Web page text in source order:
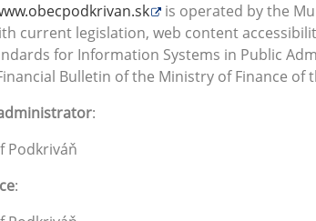
is operated by the
current legislation, web content
for Information Systems in Public
Bulletin of the Ministry of Finance of
:
Podkriváň
: